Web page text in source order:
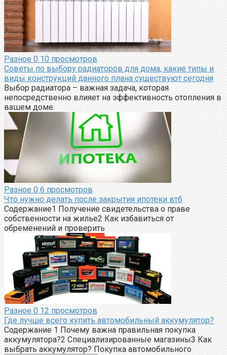
Разное 0 10 просмотров
Советы по выбору радиаторов для дома, какие типы и
виды конструкций данного плана существуют сегодня
Выбор радиатора – важная задача, которая
непосредственно влияет на эффективность отопления в
вашем доме.
Разное 0 6 просмотров
Что нужно делать после закрытия ипотеки втб
Содержание1 Получение свидетельства о праве
собственности на жилье2 Как избавиться от
обременений и проверить
Разное 0 12 просмотров
Где лучше всего купить автомобильный аккумулятор?
Содержание 1 Почему важна правильная покупка
аккумулятора?2 Специализированные магазины3 Как
выбрать аккумулятор? Покупка автомобильного